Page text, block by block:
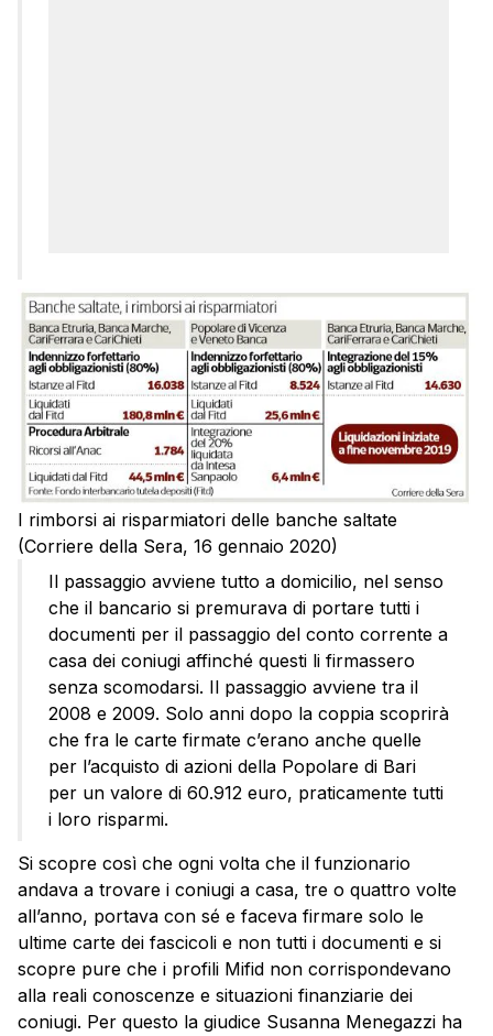
I rimborsi ai risparmiatori delle banche saltate
(Corriere della Sera, 16 gennaio 2020)
Il passaggio avviene tutto a domicilio, nel senso
che il bancario si premurava di portare tutti i
documenti per il passaggio del conto corrente a
casa dei coniugi affinché questi li firmassero
senza scomodarsi. Il passaggio avviene tra il
2008 e 2009. Solo anni dopo la coppia scoprirà
che fra le carte firmate c’erano anche quelle
per l’acquisto di azioni della Popolare di Bari
per un valore di 60.912 euro, praticamente tutti
i loro risparmi.
Si scopre così che ogni volta che il funzionario
andava a trovare i coniugi a casa, tre o quattro volte
all’anno, portava con sé e faceva firmare solo le
ultime carte dei fascicoli e non tutti i documenti e si
scopre pure che i profili Mifid non corrispondevano
alla reali conoscenze e situazioni finanziarie dei
coniugi. Per questo la giudice Susanna Menegazzi ha